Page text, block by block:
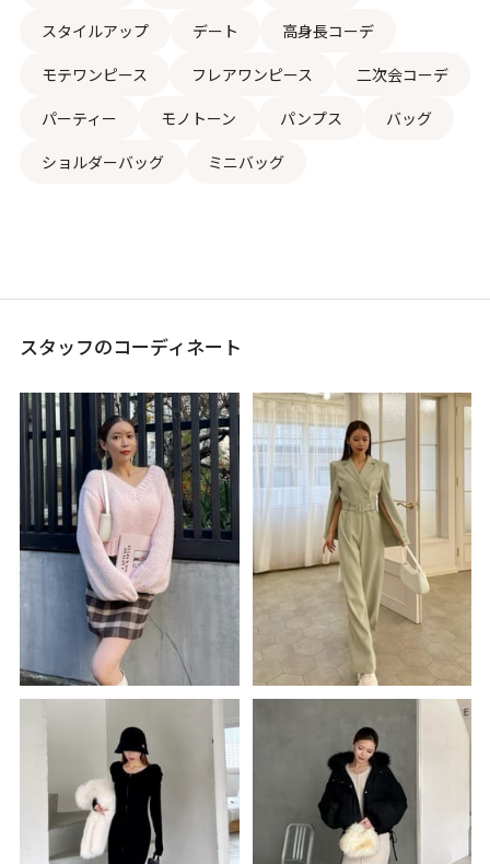
スタイルアップ
デート
高身長コーデ
モテワンピース
フレアワンピース
二次会コーデ
パーティー
モノトーン パンプス
バッグ
ショルダーバッグ
ミニバッグ
スタッフのコーディネート